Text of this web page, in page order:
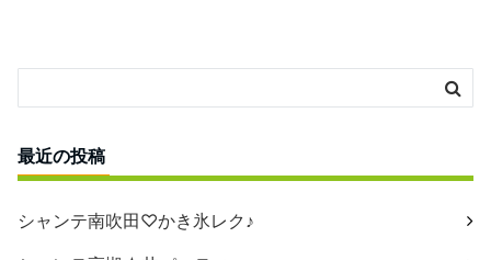
最近の投稿
シャンテ南吹田♡かき氷レク♪